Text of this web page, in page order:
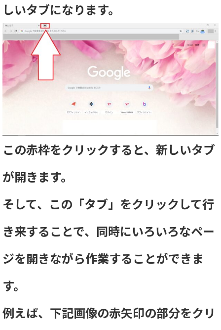
しいタブになります。
この赤枠をクリックすると、新しいタブ
が開きます。
そして、この「タブ」をクリックして行
き来することで、同時にいろいろなペー
ジを開きながら作業することができま
す。
例えば、下記画像の赤矢印の部分をクリ